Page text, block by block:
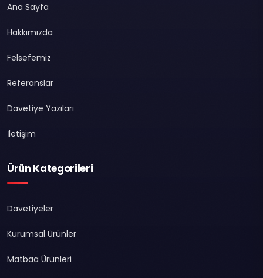
Ana Sayfa
Hakkımızda
Felsefemiz
Referanslar
Davetiye Yazıları
İletişim
Ürün Kategorileri
Davetiyeler
Kurumsal Ürünler
Matbaa Ürünleri